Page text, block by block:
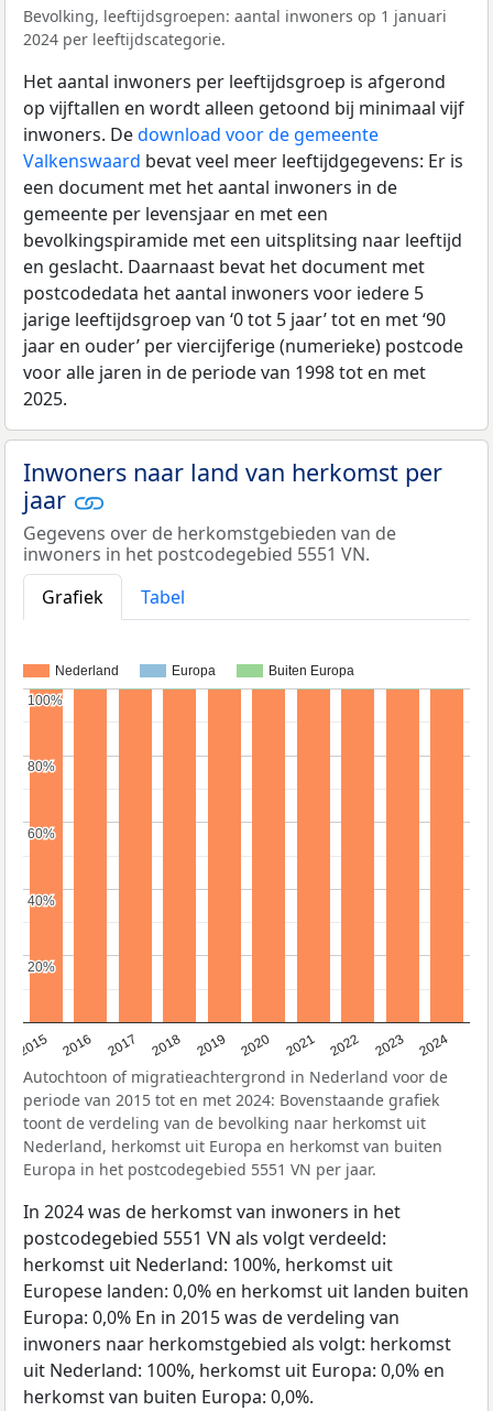
Bevolking, leeftijdsgroepen: aantal inwoners op 1 januari
2024 per leeftijdscategorie.
Het aantal inwoners per leeftijdsgroep is afgerond
op vijftallen en wordt alleen getoond bij minimaal vijf
inwoners. Dedownload voor de gemeente
Valkenswaard bevat veel meer leeftijdgegevens: Er is
een document met het aantal inwoners in de
gemeente per levensjaar en met een
bevolkingspiramide met een uitsplitsing naar leeftijd
en geslacht. Daarnaast bevat het document met
postcodedata het aantal inwoners voor iedere 5
jarige leeftijdsgroep van ‘0 tot 5 jaar’ tot en met ‘90
jaar en ouder’ per viercijferige (numerieke) postcode
voor alle jaren in de periode van 1998 tot en met
2025.
Inwoners naar land van herkomst per
jaar
Gegevens over de herkomstgebieden van de
inwoners in het postcodegebied 5551 VN.
Grafiek
Tabel
Nederland Europa Buiten Europa
2015 2016 2017 2018 2019 2020 2021 2022 2023 2024
20%
20%
40%
40%
60%
60%
80%
80%
100%
100%
Autochtoon of migratieachtergrond in Nederland voor de
periode van 2015 tot en met 2024: Bovenstaande grafiek
toont de verdeling van de bevolking naar herkomst uit
Nederland, herkomst uit Europa en herkomst van buiten
Europa in het postcodegebied 5551 VN per jaar.
In 2024 was de herkomst van inwoners in het
postcodegebied 5551 VN als volgt verdeeld:
herkomst uit Nederland: 100%, herkomst uit
Europese landen: 0,0% en herkomst uit landen buiten
Europa: 0,0% En in 2015 was de verdeling van
inwoners naar herkomstgebied als volgt: herkomst
uit Nederland: 100%, herkomst uit Europa: 0,0% en
herkomst van buiten Europa: 0,0%.